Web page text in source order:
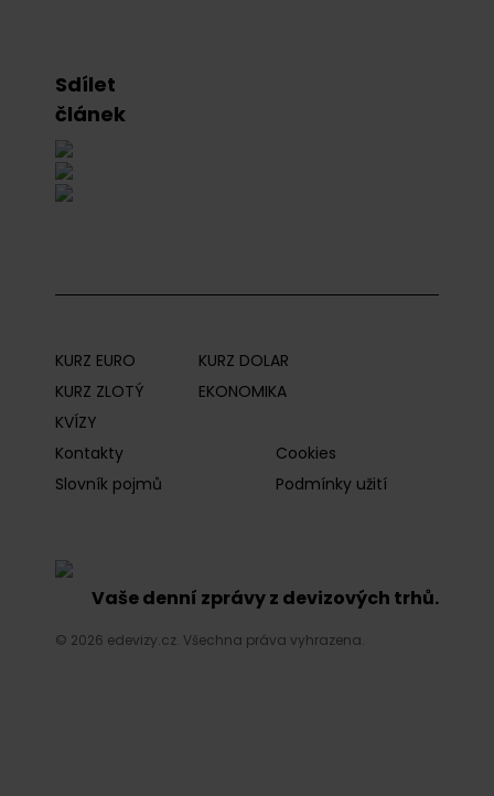
Sdílet
článek
KURZ EURO
KURZ DOLAR
KURZ ZLOTÝ
EKONOMIKA
KVÍZY
Kontakty
Cookies
Slovník pojmů
Podmínky užití
Vaše denní zprávy z devizových trhů.
© 2026 edevizy.cz. Všechna práva vyhrazena.